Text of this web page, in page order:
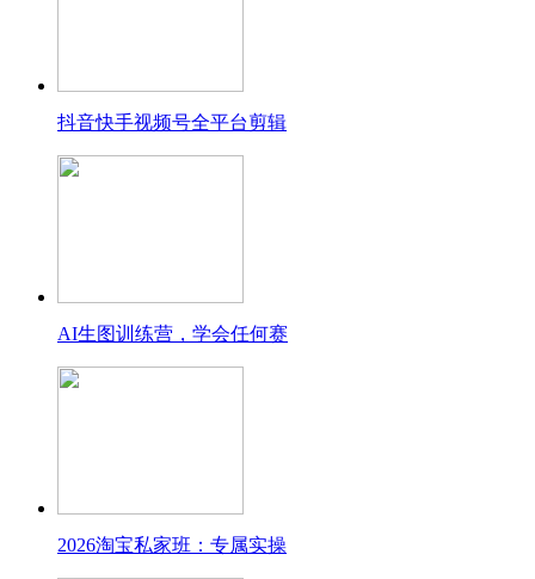
抖音快手视频号全平台剪辑
AI生图训练营，学会任何赛
2026淘宝私家班：专属实操